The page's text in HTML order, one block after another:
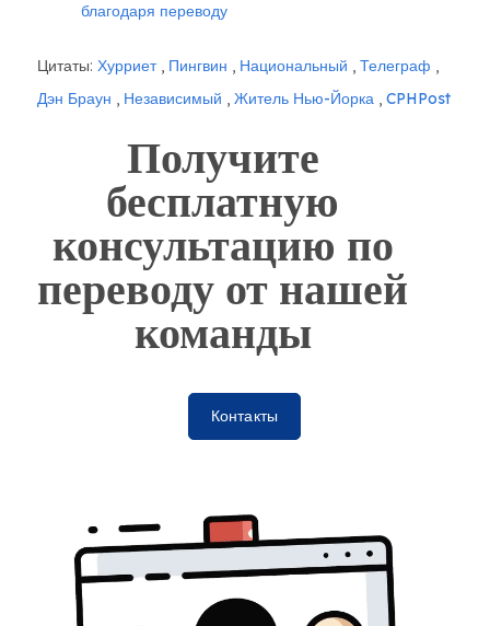
благодаря переводу
Цитаты: Хурриет, Пингвин , Национальный , Телеграф ,
Дэн Браун , Независимый , Житель Нью-Йорка , CPHPost
Получите
бесплатную
консультацию по
переводу от нашей
команды
Контакты